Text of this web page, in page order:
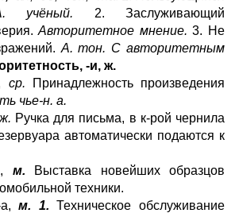
учёный. 2. Заслуживающий
Авторитетное мнение. 3. Не
А. тон. С авторитетным
-и, ж.
ср. Принадлежность произведения
чье-н. а.
ж. Ручка для письма, в к-рой чернила
автоматически подаются к
м. Выставка новейших образцов
техники.
м. 1. Техническое обслуживание